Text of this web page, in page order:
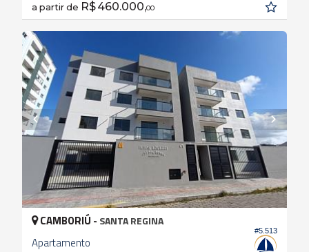
a partir de R$ 460.000,00
#5.513
CAMBORIÚ - SANTA REGINA
Apartamento